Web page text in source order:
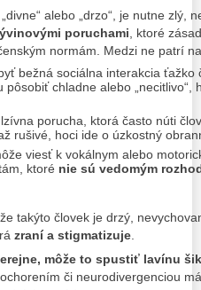
alebo „drzo“, je nutne zlý,
poruchami , ktoré
normám. Medzi ne patrí
bežná sociálna interakcia ťažko
pôsobiť chladne alebo „necitlivo“,
porucha, ktorá často núti
rušivé, hoci ide o úzkostný
viesť k vokálnym alebo
ktoré nie sú vedomým
takýto človek je drzý,
zraní a stigmatizuje.
môže to spustiť lavínu
či neurodivergenciou